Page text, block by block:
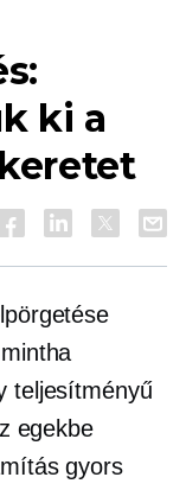
ki a
teljesítményű
egekbe
gyors